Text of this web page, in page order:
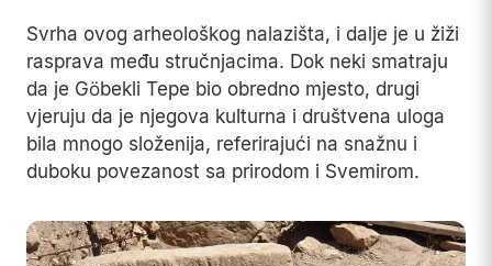
Svrha ovog arheološkog nalazišta, i dalje je u žiži
rasprava među stručnjacima. Dok neki smatraju
da je Göbekli Tepe bio obredno mjesto, drugi
vjeruju da je njegova kulturna i društvena uloga
bila mnogo složenija, referirajući na snažnu i
duboku povezanost sa prirodom i Svemirom.